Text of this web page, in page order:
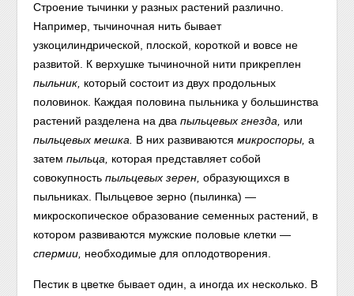
Строение тычинки у разных растений различно.
Например, тычиночная нить бывает
узкоцилиндрической, плоской, короткой и вовсе не
развитой. К верхушке тычиночной нити прикреплен
пыльник, который состоит из двух продольных
половинок. Каждая половина пыльника у большинства
растений разделена на двапыльцевых гнезда,
или
пыльцевых мешка.
В них развиваютсямикроспоры, а
затем пыльца,
которая представляет собой
совокупность пыльцевых зерен, образующихся в
пыльниках. Пыльцевое зерно (пылинка) —
микроскопическое образование семенных растений, в
котором развиваются мужские половые клетки —
спермии, необходимые для оплодотворения.
Пестик в цветке бывает один, а иногда их несколько. В